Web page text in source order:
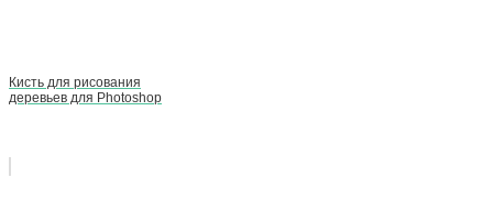
Кисть для рисования
деревьев для Photoshop